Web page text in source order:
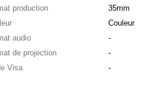
production
35mm
Couleur
audio
-
de projection
-
Visa
-